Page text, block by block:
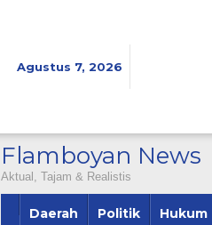
Agustus 7, 2026
Flamboyan News
Aktual, Tajam & Realistis
Daerah Politik Hukum